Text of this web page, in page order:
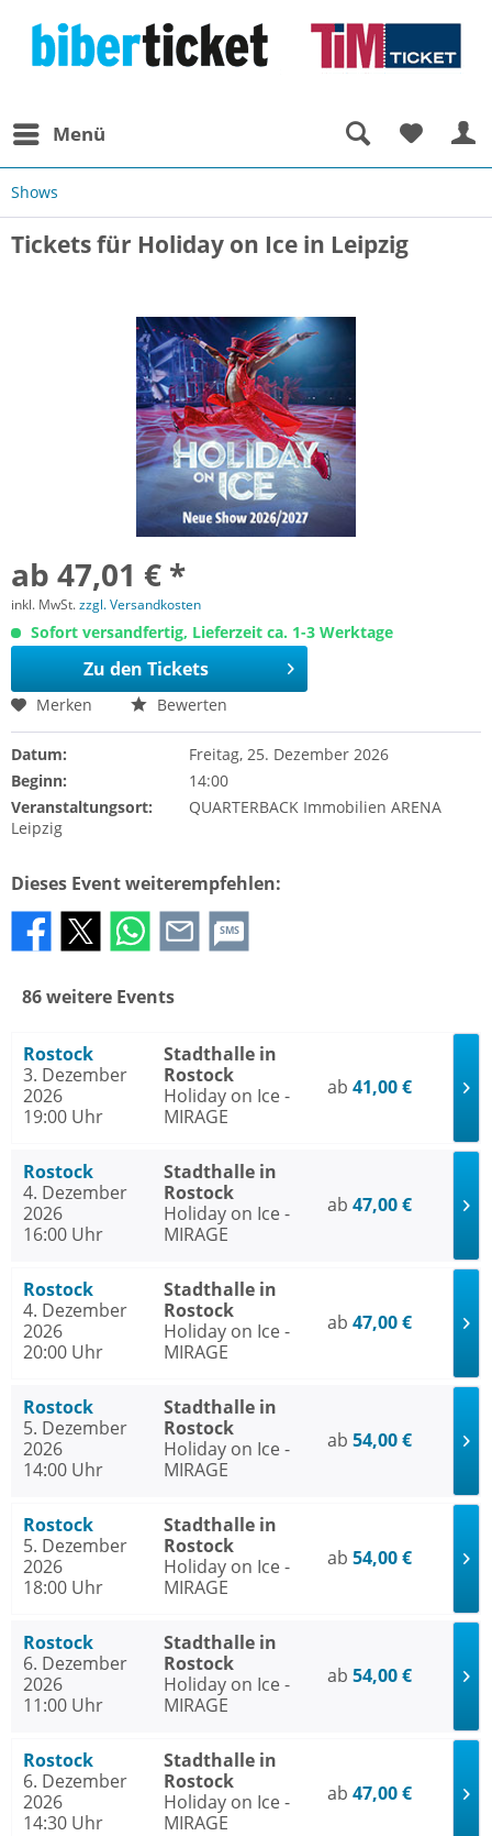
Menü
Shows
Tickets für Holiday on Ice in Leipzig
ab 47,01 € *
inkl. MwSt.zzgl. Versandkosten
Sofort versandfertig, Lieferzeit ca. 1-3 Werktage
Zu den Tickets
Merken Bewerten
Datum:
Freitag, 25. Dezember 2026
Beginn:
14:00
Veranstaltungsort:
QUARTERBACK Immobilien ARENA
Leipzig
Dieses Event weiterempfehlen:
SMS
86 weitere Events
Rostock
3. Dezember
2026
19:00 Uhr
Stadthalle in
Rostock
Holiday on Ice -
MIRAGE
ab 41,00 €
Rostock
4. Dezember
2026
16:00 Uhr
Stadthalle in
Rostock
Holiday on Ice -
MIRAGE
ab 47,00 €
Rostock
4. Dezember
2026
20:00 Uhr
Stadthalle in
Rostock
Holiday on Ice -
MIRAGE
ab 47,00 €
Rostock
5. Dezember
2026
14:00 Uhr
Stadthalle in
Rostock
Holiday on Ice -
MIRAGE
ab 54,00 €
Rostock
5. Dezember
2026
18:00 Uhr
Stadthalle in
Rostock
Holiday on Ice -
MIRAGE
ab 54,00 €
Rostock
6. Dezember
2026
11:00 Uhr
Stadthalle in
Rostock
Holiday on Ice -
MIRAGE
ab 54,00 €
Rostock
6. Dezember
2026
14:30 Uhr
Stadthalle in
Rostock
Holiday on Ice -
MIRAGE
ab 47,00 €